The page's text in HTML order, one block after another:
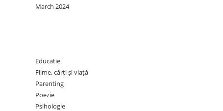
March 2024
Educatie
Filme, cărți și viață
Parenting
Poezie
Psihologie